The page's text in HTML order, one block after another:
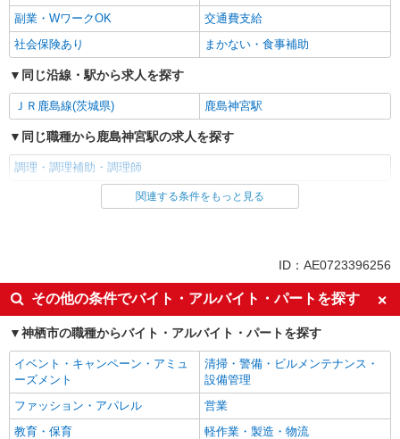
副業・WワークOK
交通費支給
社会保険あり
まかない・食事補助
同じ沿線・駅から求人を探す
ＪＲ鹿島線(茨城県) 鹿島神宮駅
同じ職種から鹿島神宮駅の求人を探す
調理・調理補助・調理師
同じ雇用形態から鹿島神宮駅の求人を探す
未経験歓迎
高校生OK
フリーター歓迎
週2～3日勤務OK
短時間勤務（1日4h以内）OK
深夜
車通勤OK
バイク通勤OK
副業・WワークOK
交通費支給
社会保険あり
まかない・食事補助
関連する条件をもっと見る
ID：AE0723396256
その他の条件でバイト・アルバイト・パートを探す
神栖市の職種からバイト・アルバイト・パートを探す
イベント・キャンペーン・アミュ
ーズメント
清掃・警備・ビルメンテナンス・
設備管理
ファッション・アパレル
営業
教育・保育
軽作業・製造・物流